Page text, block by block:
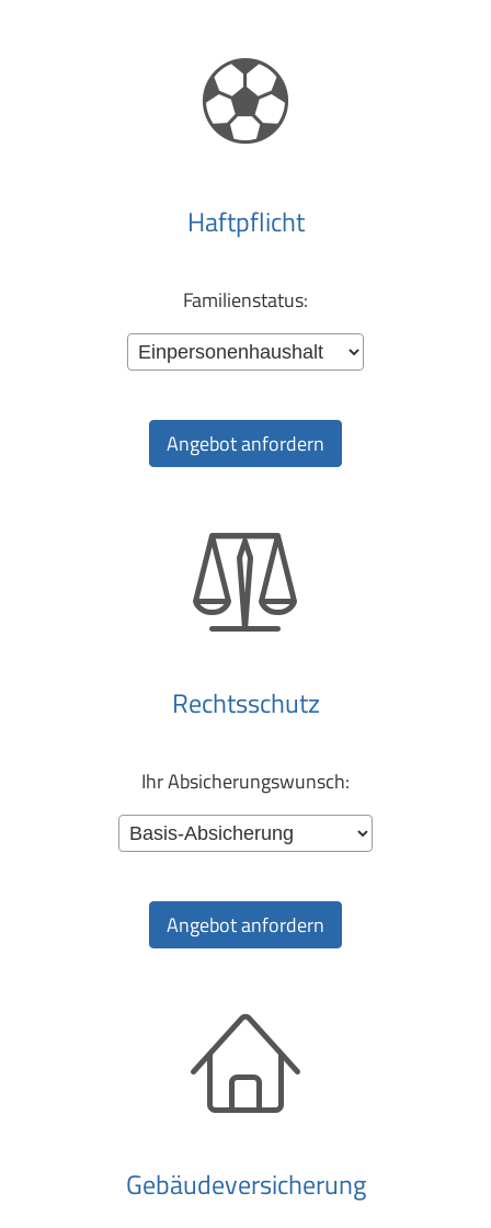
Haft­pflicht
Familienstatus:
Rechtsschutz
Ihr Ab­si­che­rungs­wunsch:
Ge­bäude­ver­si­che­rung